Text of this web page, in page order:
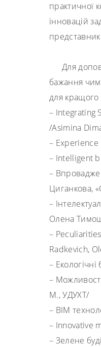
практичної
інновацій
Для
бажання
для кращого
– Integrating
/Asimina
– Experience
– Intelligent
–
Циганкова,
–
Олена
–
Radkevich,
–
–
М.,УДУХТ/
– BIM
– Innovative
– Зелене